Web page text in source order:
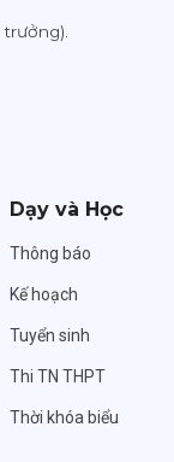
trưởng).
Dạy và Học
Thông báo
Kế hoạch
Tuyển sinh
Thi TN THPT
Thời khóa biểu